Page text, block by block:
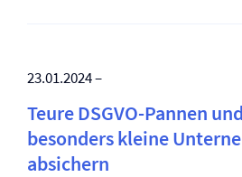
23.01.2024 –
Teure DSGVO-Pannen
besonders kleine
absichern